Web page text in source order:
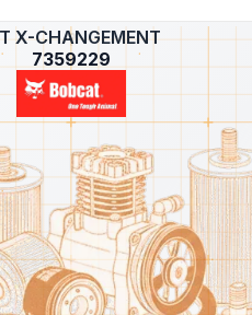
TRACTEURS ET RECOLTE
PULVERISATION
CONSOMABLE
CHARGEUR
FENAISON
GATOR
DUMPER
PELLES /
PELLES
?
X-CHANGEMENT
7359229